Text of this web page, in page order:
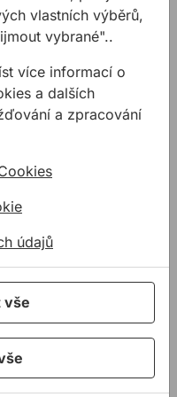
TOX.
P83 310 ml
lepicí PE
vlastních výběrů,
vybrané"..
více informací o
a dalších
a zpracování
údajů
vše